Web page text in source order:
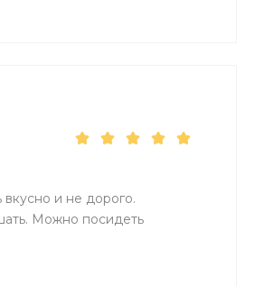
и не дорого.
Можно посидеть